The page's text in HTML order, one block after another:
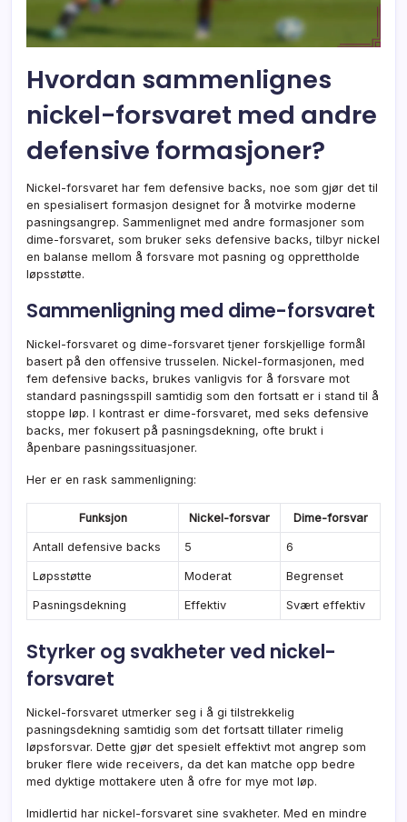
Hvordan sammenlignes
nickel-forsvaret med andre
defensive formasjoner?
Nickel-forsvaret har fem defensive backs, noe som gjør det til
en spesialisert formasjon designet for å motvirke moderne
pasningsangrep. Sammenlignet med andre formasjoner som
dime-forsvaret, som bruker seks defensive backs, tilbyr nickel
en balanse mellom å forsvare mot pasning og opprettholde
løpsstøtte.
Sammenligning med dime-forsvaret
Nickel-forsvaret og dime-forsvaret tjener forskjellige formål
basert på den offensive trusselen. Nickel-formasjonen, med
fem defensive backs, brukes vanligvis for å forsvare mot
standard pasningsspill samtidig som den fortsatt er i stand til å
stoppe løp. I kontrast er dime-forsvaret, med seks defensive
backs, mer fokusert på pasningsdekning, ofte brukt i
åpenbare pasningssituasjoner.
Her er en rask sammenligning:
Funksjon Nickel-forsvar Dime-forsvar
Antall defensive backs 5 6
Løpsstøtte Moderat Begrenset
Pasningsdekning Effektiv Svært effektiv
Styrker og svakheter ved nickel-
forsvaret
Nickel-forsvaret utmerker seg i å gi tilstrekkelig
pasningsdekning samtidig som det fortsatt tillater rimelig
løpsforsvar. Dette gjør det spesielt effektivt mot angrep som
bruker flere wide receivers, da det kan matche opp bedre
med dyktige mottakere uten å ofre for mye mot løp.
Imidlertid har nickel-forsvaret sine svakheter. Med en mindre